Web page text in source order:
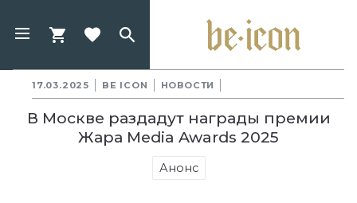
17.03.2025 BE ICON НОВОСТИ
В Москве раздадут награды премии
Жара Media Awards 2025
Анонс